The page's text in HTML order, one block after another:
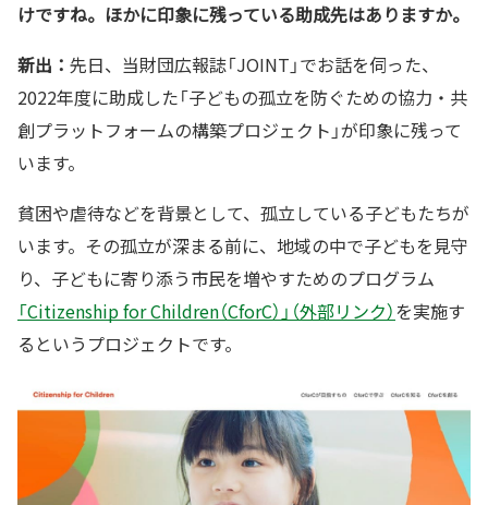
けですね。ほかに印象に残っている助成先はありますか。
新出： 先日、当財団広報誌「JOINT」でお話を伺った、
2022年度に助成した「子どもの孤立を防ぐための協力・共
創プラットフォームの構築プロジェクト」が印象に残って
います。
貧困や虐待などを背景として、孤立している子どもたちが
います。その孤立が深まる前に、地域の中で子どもを見守
り、子どもに寄り添う市民を増やすためのプログラム
「Citizenship for Children（CforC）」（外部リンク）を実施す
るというプロジェクトです。